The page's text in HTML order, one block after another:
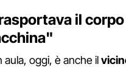
il
oggi, è anche il